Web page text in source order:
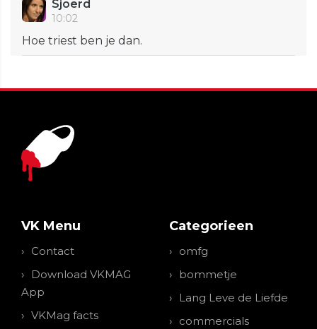
Sjoerd
10:02
Hoe triest ben je dan.
VK Menu
Contact
Download VKMAG
App
VKMag facts
Categorieen
omfg
bommetje
Lang Leve de Liefde
commercials